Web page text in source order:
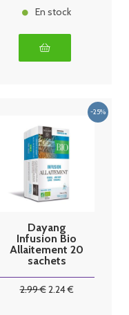
En stock
Dayang
Infusion Bio
Allaitement 20
sachets
2.99€2.24€